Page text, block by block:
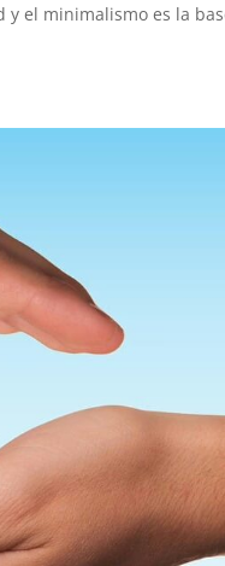
el minimalismo es la